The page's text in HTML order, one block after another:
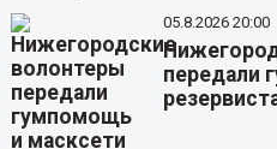
05.8.2026 20:00
передали